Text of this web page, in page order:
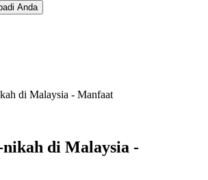
Anda
di Malaysia - Manfaat
di Malaysia -